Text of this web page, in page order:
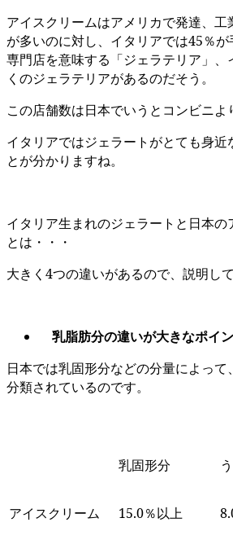
アイスクリームはアメリカで発達、工
が多いのに対し、イタリアでは45％が
専門店を意味する「ジェラテリア」、
くのジェラテリアがあるのだそう。
この店舗数は日本でいうとコンビニよ
イタリアではジェラートがとても身近
とが分かりますね。
イタリア生まれのジェラートと日本
とは・・・
大きく4つの違いがあるので、説明して
乳脂肪分の違いが大きなポイ
日本では乳固形分などの分量によっ
分類されているのです。
乳固形分
アイスクリーム 15.0％以上